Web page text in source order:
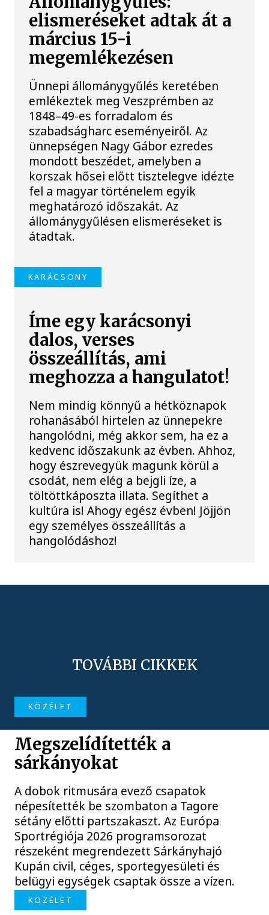
elismeréseket adtak át a
március 15-i
megemlékezésen
Ünnepi állománygyűlés keretében
emlékeztek meg Veszprémben az
1848–49-es forradalom és
szabadságharc eseményeiről. Az
ünnepségen Nagy Gábor ezredes
mondott beszédet, amelyben a
korszak hősei előtt tisztelegve idézte
fel a magyar történelem egyik
meghatározó időszakát. Az
állománygyűlésen elismeréseket is
átadtak.
KARÁCSONY
Íme egy karácsonyi
dalos, verses
összeállítás, ami
meghozza a hangulatot!
Nem mindig könnyű a hétköznapok
rohanásából hirtelen az ünnepekre
hangolódni, még akkor sem, ha ez a
kedvenc időszakunk az évben. Ahhoz,
hogy észrevegyük magunk körül a
csodát, nem elég a bejgli íze, a
töltöttkáposzta illata. Segíthet a
kultúra is! Ahogy egész évben! Jöjjön
egy személyes összeállítás a
hangolódáshoz!
TOVÁBBI CIKKEK
KÖZÉLET
Megszelídítették a
sárkányokat
A dobok ritmusára evező csapatok
népesítették be szombaton a Tagore
sétány előtti partszakaszt. Az Európa
Sportrégiója 2026 programsorozat
részeként megrendezett Sárkányhajó
Kupán civil, céges, sportegyesületi és
belügyi egységek csaptak össze a vízen.
KÖZÉLET